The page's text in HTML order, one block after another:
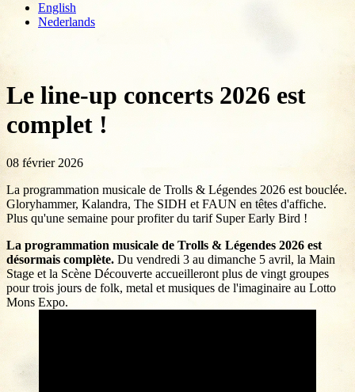
English
Nederlands
Le line-up concerts 2026 est
complet !
08 février 2026
La programmation musicale de Trolls & Légendes 2026 est bouclée.
Gloryhammer, Kalandra, The SIDH et FAUN en têtes d'affiche.
Plus qu'une semaine pour profiter du tarif Super Early Bird !
La programmation musicale de Trolls & Légendes 2026 est
désormais complète. Du vendredi 3 au dimanche 5 avril, la Main
Stage et la Scène Découverte accueilleront plus de vingt groupes
pour trois jours de folk, metal et musiques de l'imaginaire au Lotto
Mons Expo.